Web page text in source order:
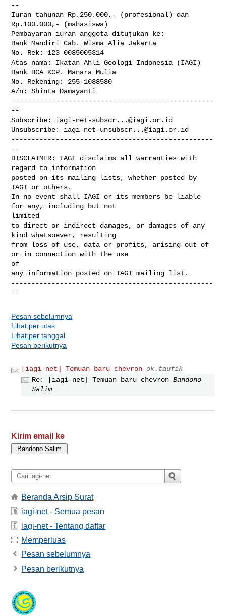
--
Iuran tahunan Rp.250.000,- (profesional) dan
Rp.100.000,- (mahasiswa)
Pembayaran iuran anggota ditujukan ke:
Bank Mandiri Cab. Wisma Alia Jakarta
No. Rek: 123 0085005314
Atas nama: Ikatan Ahli Geologi Indonesia (IAGI)
Bank BCA KCP. Manara Mulia
No. Rekening: 255-1088580
A/n: Shinta Damayanti
--------------------------------------------------
--
Subscribe: iagi-net-subscr...@iagi.or.id
Unsubscribe: iagi-net-unsubscr...@iagi.or.id
--------------------------------------------------
--
DISCLAIMER: IAGI disclaims all warranties with
regard to information
posted on its mailing lists, whether posted by
IAGI or others.
In no event shall IAGI or its members be liable
for any, including but not
limited
to direct or indirect damages, or damages of any
kind whatsoever, resulting
from loss of use, data or profits, arising out of
or in connection with the use
of
any information posted on IAGI mailing list.
--------------------------------------------------
--
Pesan sebelumnya
Lihat per utas
Lihat per tanggal
Pesan berikutnya
[iagi-net] Temuan baru chevron ok.taufik
Re: [iagi-net] Temuan baru chevron Bandono
Salim
Kirim email ke
Beranda Arsip Surat
iagi-net - Semua pesan
iagi-net - Tentang daftar
Memperluas
Pesan sebelumnya
Pesan berikutnya